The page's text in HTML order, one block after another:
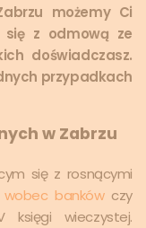
możemy Ci
się z odmową ze
doświadczasz.
przypadkach
w Zabrzu
się z rosnącymi
wobec bankówczy
wieczystej.